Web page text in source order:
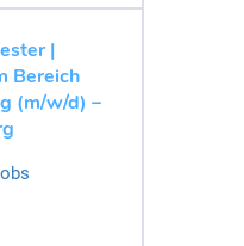
|
Bereich
(m/w/d) –